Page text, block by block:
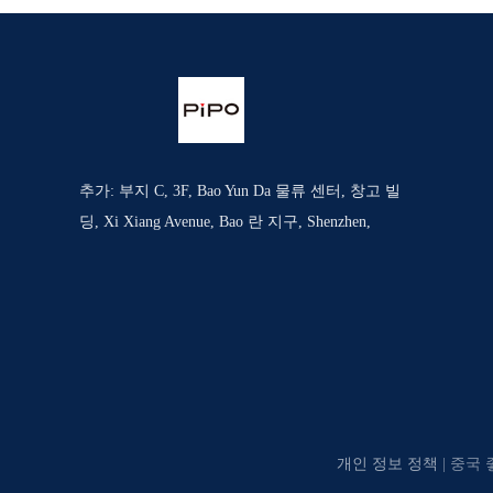
추가: 부지 C, 3F, Bao Yun Da 물류 센터, 창고 빌
딩, Xi Xiang Avenue, Bao 란 지구, Shenzhen,
개인 정보 정책 | 중국